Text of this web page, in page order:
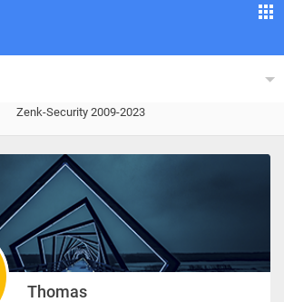
Zenk-Security 2009-2023
Thomas